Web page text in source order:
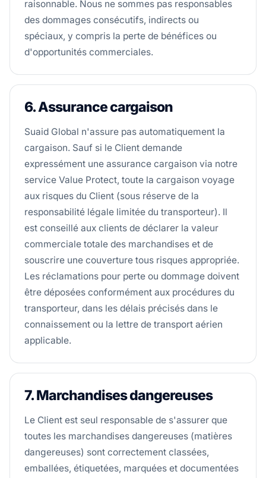
raisonnable. Nous ne sommes pas responsables
des dommages consécutifs, indirects ou
spéciaux, y compris la perte de bénéfices ou
d'opportunités commerciales.
6. Assurance cargaison
Suaid Global n'assure pas automatiquement la
cargaison. Sauf si le Client demande
expressément une assurance cargaison via notre
service Value Protect, toute la cargaison voyage
aux risques du Client (sous réserve de la
responsabilité légale limitée du transporteur). Il
est conseillé aux clients de déclarer la valeur
commerciale totale des marchandises et de
souscrire une couverture tous risques appropriée.
Les réclamations pour perte ou dommage doivent
être déposées conformément aux procédures du
transporteur, dans les délais précisés dans le
connaissement ou la lettre de transport aérien
applicable.
7. Marchandises dangereuses
Le Client est seul responsable de s'assurer que
toutes les marchandises dangereuses (matières
dangereuses) sont correctement classées,
emballées, étiquetées, marquées et documentées